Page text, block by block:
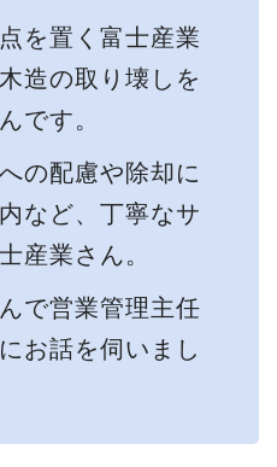
を置く富士産業
造の取り壊しを
です。
の配慮や除却に
など、丁寧なサ
産業さん。
で営業管理主任
お話を伺いまし